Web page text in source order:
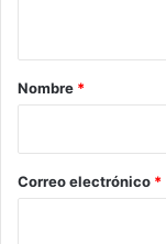
r
*
Nombre *
Correo electrónico *